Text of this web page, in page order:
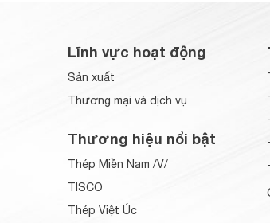
Lĩnh vực hoạt động
Sản xuất
Thương mại và dịch vụ
Thương hiệu nổi bật
Thép Miền Nam /V/
TISCO
Thép Việt Úc